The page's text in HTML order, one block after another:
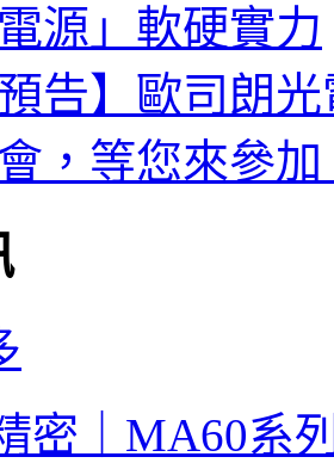
電源」軟硬實力
預告】歐司朗
會，等您來參
密｜MA60系